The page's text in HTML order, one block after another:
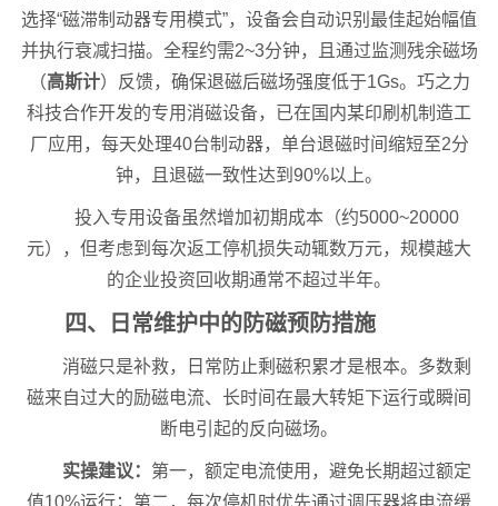
选择“磁滞制动器专用模式”，设备会自动识别最佳起始幅值
并执行衰减扫描。全程约需2~3分钟，且通过监测残余磁场
（高斯计）反馈，确保退磁后磁场强度低于1Gs。巧之力
科技合作开发的专用消磁设备，已在国内某印刷机制造工
厂应用，每天处理40台制动器，单台退磁时间缩短至2分
钟，且退磁一致性达到90%以上。
投入专用设备虽然增加初期成本（约5000~20000
元），但考虑到每次返工停机损失动辄数万元，规模越大
的企业投资回收期通常不超过半年。
四、日常维护中的防磁预防措施
消磁只是补救，日常防止剩磁积累才是根本。多数剩
磁来自过大的励磁电流、长时间在最大转矩下运行或瞬间
断电引起的反向磁场。
实操建议： 第一，额定电流使用，避免长期超过额定